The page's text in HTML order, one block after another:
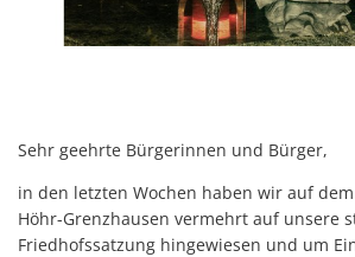
Sehr geehrte Bürgerinnen und Bürger,
in den letzten Wochen haben wir auf
Höhr-Grenzhausen vermehrt auf unsere
Friedhofssatzung hingewiesen und um